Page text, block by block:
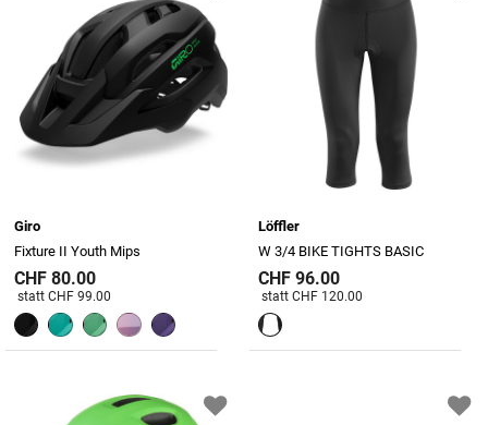
Giro
Fixture II Youth Mips
CHF 80.00
Preis reduziert von
statt CHF 99.00
Löffler
W 3/4 BIKE TIGHTS BASIC
CHF 96.00
Preis reduziert von
statt CHF 120.00